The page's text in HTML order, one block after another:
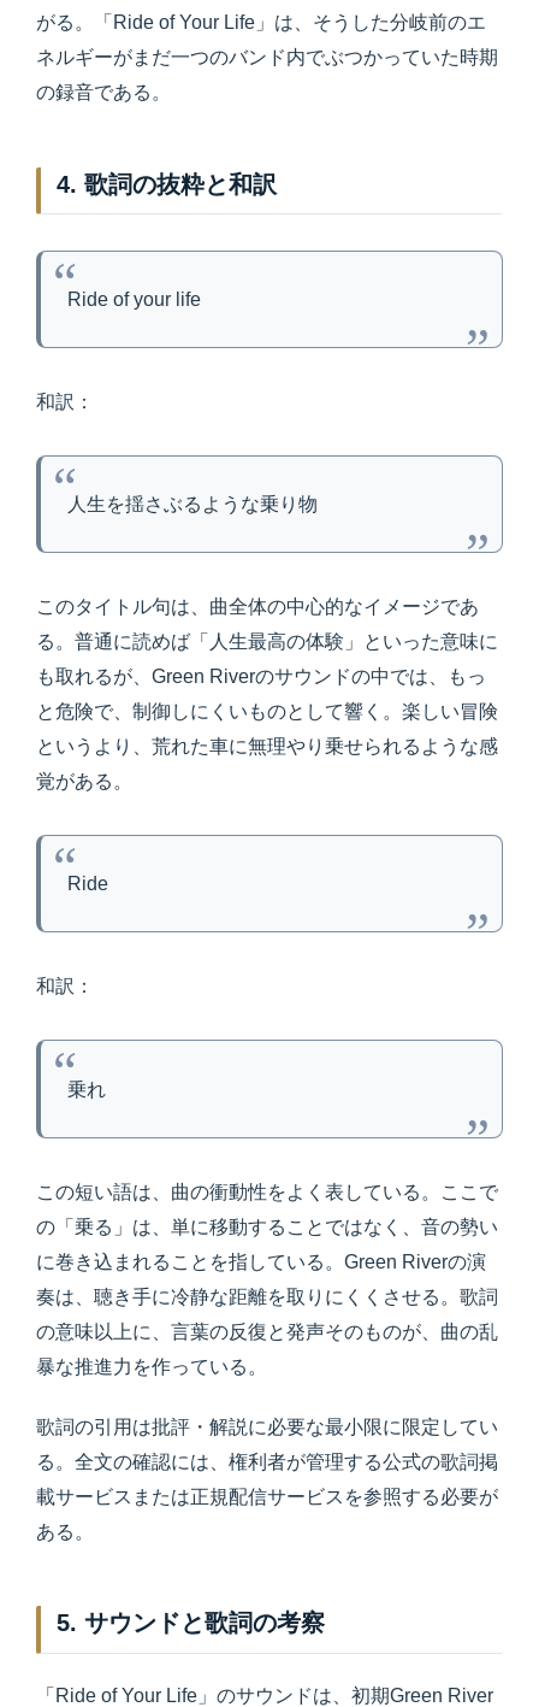
がる。「Ride of Your Life」は、そうした分岐前のエ
ネルギーがまだ一つのバンド内でぶつかっていた時期
の録音である。
4. 歌詞の抜粋と和訳
Ride of your life
和訳：
人生を揺さぶるような乗り物
このタイトル句は、曲全体の中心的なイメージであ
る。普通に読めば「人生最高の体験」といった意味に
も取れるが、Green Riverのサウンドの中では、もっ
と危険で、制御しにくいものとして響く。楽しい冒険
というより、荒れた車に無理やり乗せられるような感
覚がある。
Ride
和訳：
乗れ
この短い語は、曲の衝動性をよく表している。ここで
の「乗る」は、単に移動することではなく、音の勢い
に巻き込まれることを指している。Green Riverの演
奏は、聴き手に冷静な距離を取りにくくさせる。歌詞
の意味以上に、言葉の反復と発声そのものが、曲の乱
暴な推進力を作っている。
歌詞の引用は批評・解説に必要な最小限に限定してい
る。全文の確認には、権利者が管理する公式の歌詞掲
載サービスまたは正規配信サービスを参照する必要が
ある。
5. サウンドと歌詞の考察
「Ride of Your Life」のサウンドは、初期Green River